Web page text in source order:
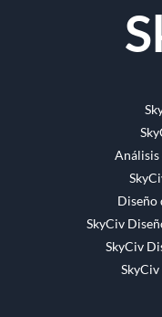
Análisis
Diseño
SkyCiv
SkyCiv
SkyCiv